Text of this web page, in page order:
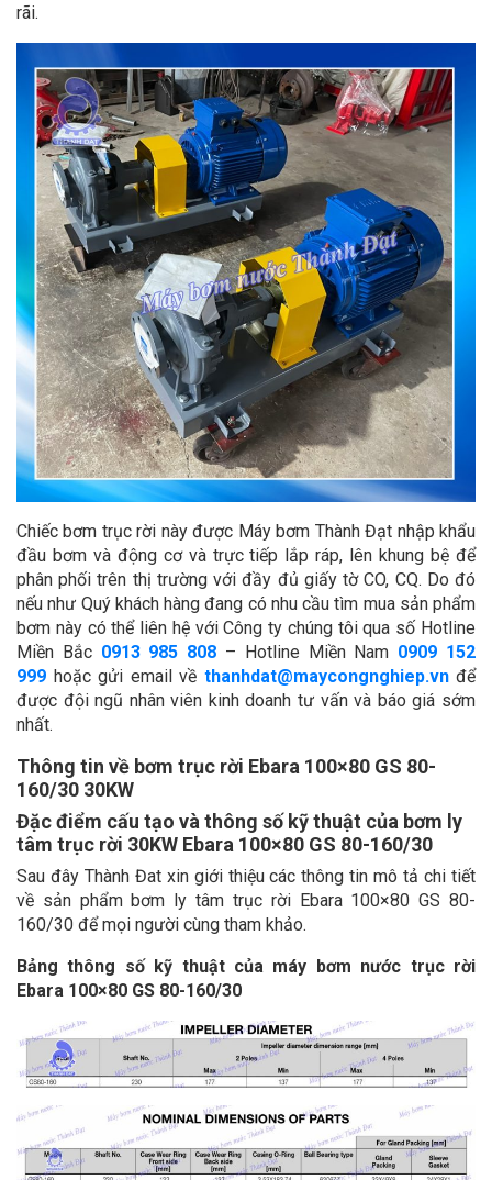
rãi.
Chiếc bơm trục rời này được Máy bơm Thành Đạt nhập khẩu
đầu bơm và động cơ và trực tiếp lắp ráp, lên khung bệ để
phân phối trên thị trường với đầy đủ giấy tờ CO, CQ. Do đó
nếu như Quý khách hàng đang có nhu cầu tìm mua sản phẩm
bơm này có thể liên hệ với Công ty chúng tôi qua số Hotline
Miền Bắc 0913 985 808 – Hotline Miền Nam 0909 152
999 hoặc gửi email về thanhdat@maycongnghiep.vnđể
được đội ngũ nhân viên kinh doanh tư vấn và báo giá sớm
nhất.
Thông tin về bơm trục rời Ebara 100×80 GS 80-
160/30 30KW
Đặc điểm cấu tạo và thông số kỹ thuật của bơm ly
tâm trục rời 30KW Ebara 100×80 GS 80-160/30
Sau đây Thành Đat xin giới thiệu các thông tin mô tả chi tiết
về sản phẩm bơm ly tâm trục rời Ebara 100×80 GS 80-
160/30 để mọi người cùng tham khảo.
Bảng thông số kỹ thuật của máy bơm nước trục rời
Ebara 100×80 GS 80-160/30